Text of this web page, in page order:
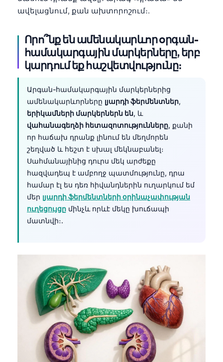
ավելացնում, քան ախտորոշում։.
Որո՞նք են ամենակարևոր օրգան-
համակարգային մարկերները, երբ
կարդում եք հաշվետվությունը։
Արգան-համակարգային մարկերներից
ամենակարևորները լյարդի ֆերմենտներ,
երիկամների մարկերներն են, և
վահանագեղձի հետազոտությունները, քանի
որ հաճախ դրանք լինում են մեղմորեն
շեղված և հեշտ է սխալ մեկնաբանել։
Սահմանայինից դուրս մեկ արժեքը
հազվադեպ է ամբողջ պատմությունը, դրա
համար էլ ես դեռ հիվանդներին ուղարկում եմ
մեր լյարդի ֆերմենտների օրինաչափության
ուղեցույցը մինչև որևէ մեկը խուճապի
մատնվի։.